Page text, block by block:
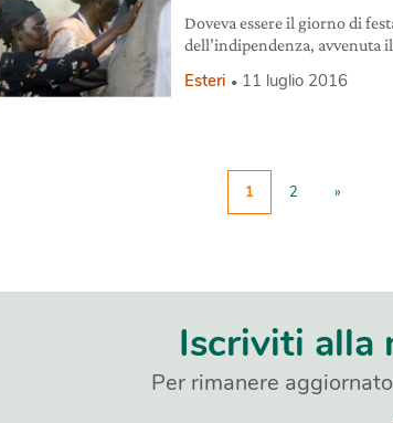
Doveva essere il giorno di
dell’indipendenza, avvenuta
98,83 per cento dei
Esteri 11 luglio 2016
1 2 »
Iscriviti alla
Per rimanere